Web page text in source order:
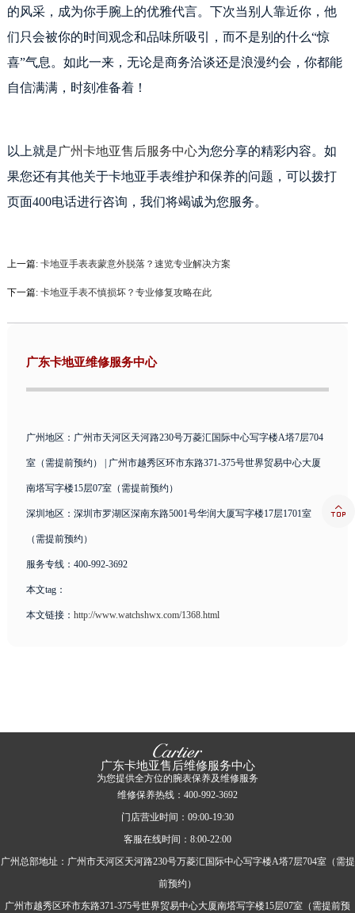
的风采，成为你手腕上的优雅代言。下次当别人靠近你，他
们只会被你的时间观念和品味所吸引，而不是别的什么“惊
喜”气息。如此一来，无论是商务洽谈还是浪漫约会，你都能
自信满满，时刻准备着！
以上就是广州卡地亚售后服务中心为您分享的精彩内容。如
果您还有其他关于卡地亚手表维护和保养的问题，可以拨打
页面400电话进行咨询，我们将竭诚为您服务。
上一篇: 卡地亚手表表蒙意外脱落？速览专业解决方案
下一篇: 卡地亚手表不慎损坏？专业修复攻略在此
广东卡地亚维修服务中心
广州地区：广州市天河区天河路230号万菱汇国际中心写字楼A塔7层704
室（需提前预约） | 广州市越秀区环市东路371-375号世界贸易中心大厦
南塔写字楼15层07室（需提前预约）
深圳地区：深圳市罗湖区深南东路5001号华润大厦写字楼17层1701室
（需提前预约）
服务专线：400-992-3692
本文tag：
本文链接： http://www.watchshwx.com/1368.html
广东卡地亚售后维修服务中心
为您提供全方位的腕表保养及维修服务
维修保养热线：400-992-3692
门店营业时间：09:00-19:30
客服在线时间：8:00-22:00
广州总部地址：广州市天河区天河路230号万菱汇国际中心写字楼A塔7层704室（需提
前预约）
广州市越秀区环市东路371-375号世界贸易中心大厦南塔写字楼15层07室（需提前预
